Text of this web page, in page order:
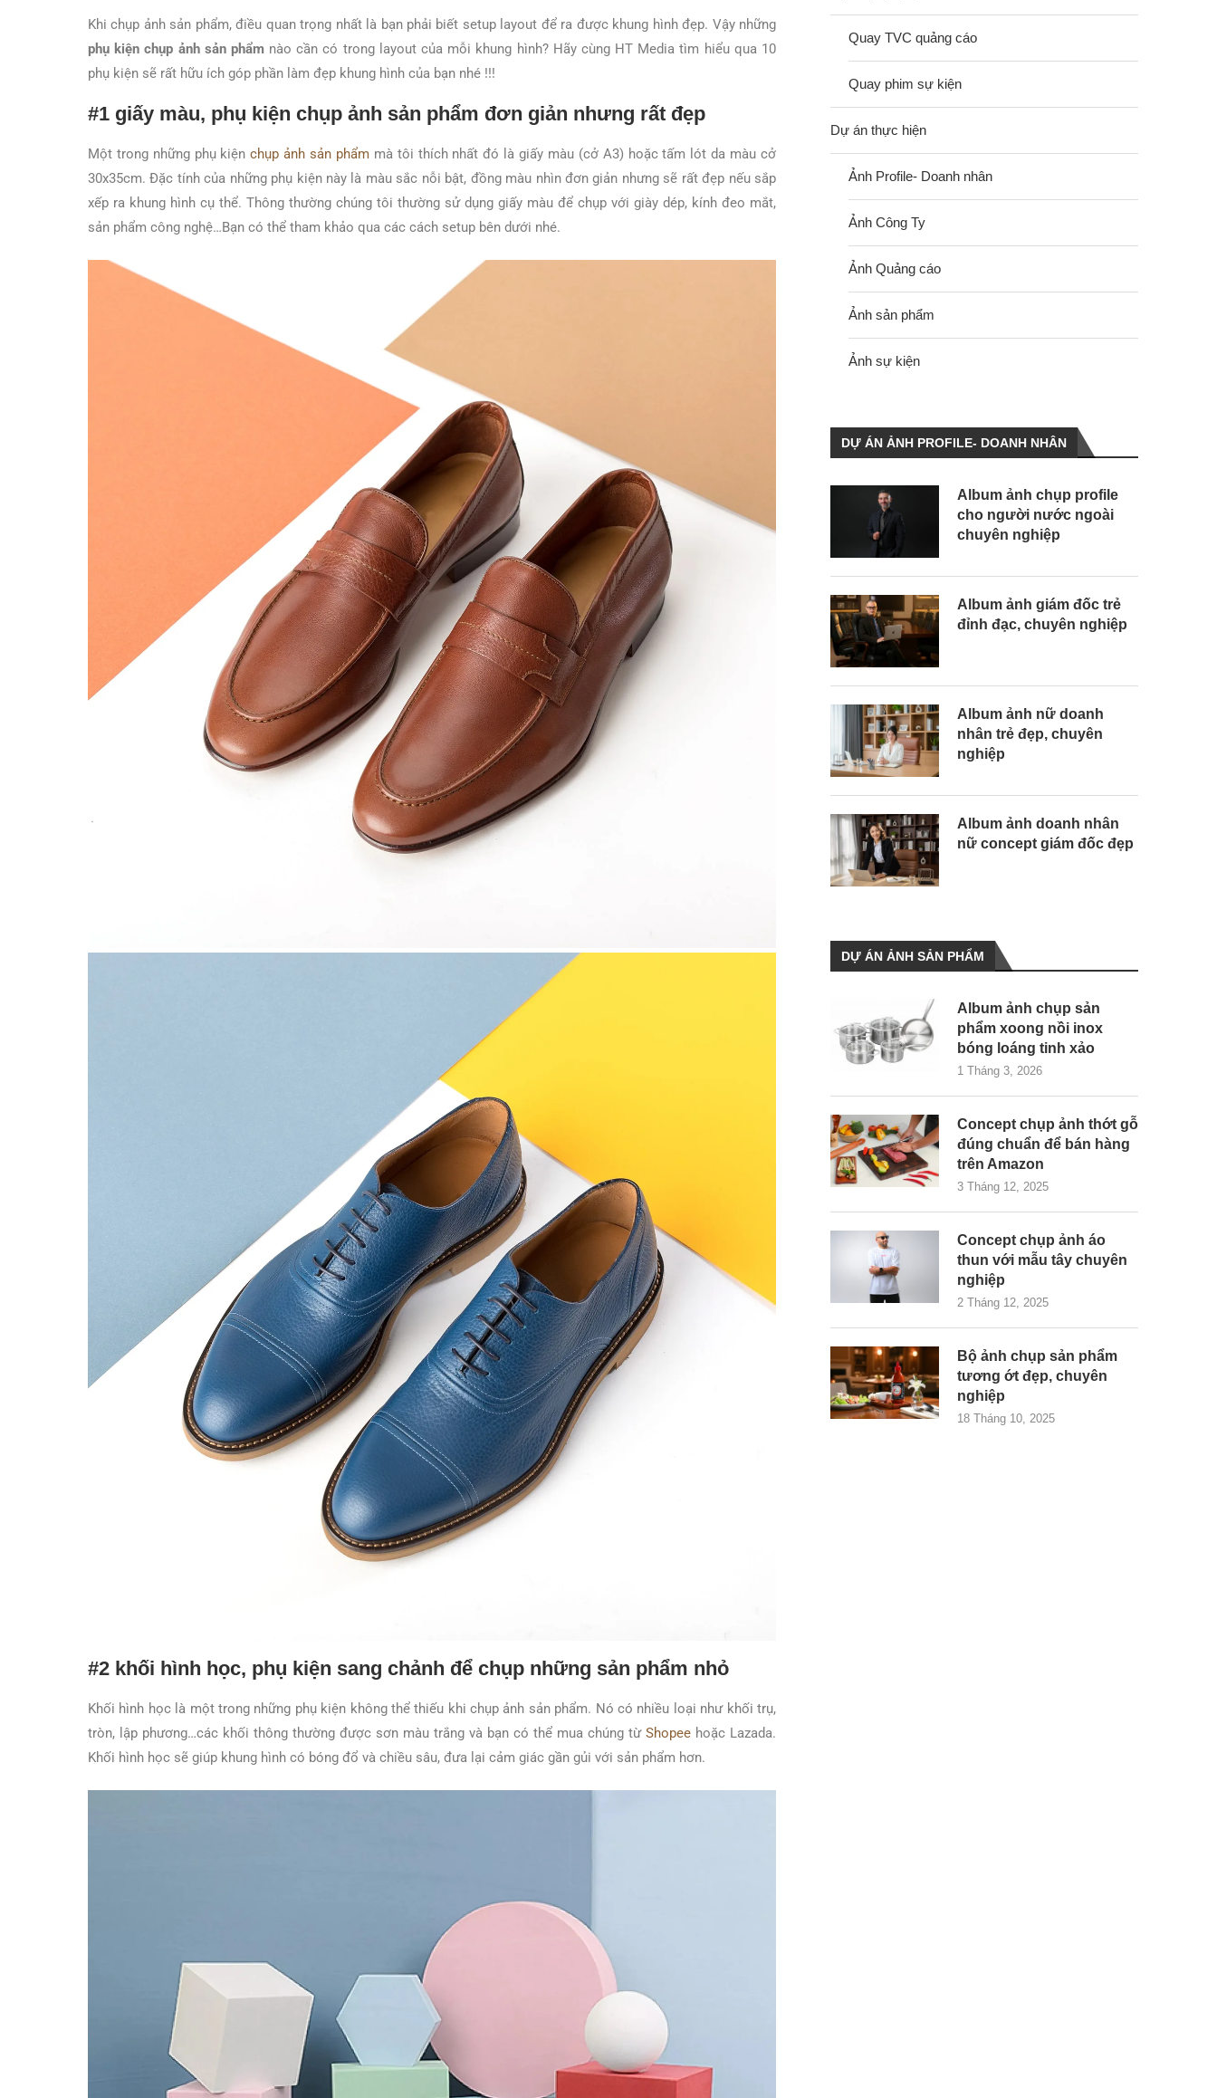
Khi chụp ảnh sản phẩm, điều quan trọng nhất là bạn phải biết setup layout để ra được khung hình đẹp. Vậy những
phụ kiện chụp ảnh sản phẩmnào cần có trong layout của mỗi khung hình? Hãy cùng HT Media tìm hiểu qua 10
phụ kiện sẽ rất hữu ích góp phần làm đẹp khung hình của bạn nhé !!!
#1 giấy màu, phụ kiện chụp ảnh sản phẩm đơn giản nhưng rất đẹp
Một trong những phụ kiệnchụp ảnh sản phẩm mà tôi thích nhất đó là giấy màu (cở A3) hoặc tấm lót da màu cở
30x35cm. Đặc tính của những phụ kiện này là màu sắc nỗi bật, đồng màu nhìn đơn giản nhưng sẽ rất đẹp nếu sắp
xếp ra khung hình cụ thể. Thông thường chúng tôi thường sử dụng giấy màu để chụp với giày dép, kính đeo mắt,
sản phẩm công nghệ…Bạn có thể tham khảo qua các cách setup bên dưới nhé.
#2 khối hình học, phụ kiện sang chảnh để chụp những sản phẩm nhỏ
Khối hình học là một trong những phụ kiện không thể thiếu khi chụp ảnh sản phẩm. Nó có nhiều loại như khối trụ,
tròn, lập phương…các khối thông thường được sơn màu trắng và bạn có thể mua chúng từ Shopee hoặc Lazada.
Khối hình học sẽ giúp khung hình có bóng đổ và chiều sâu, đưa lại cảm giác gần gủi với sản phẩm hơn.
Quay TVC quảng cáo
Quay phim sự kiện
Dự án thực hiện
Ảnh Profile- Doanh nhân
Ảnh Công Ty
Ảnh Quảng cáo
Ảnh sản phẩm
Ảnh sự kiện
DỰ ÁN ẢNH PROFILE- DOANH NHÂN
Album ảnh chụp profile
cho người nước ngoài
chuyên nghiệp
Album ảnh giám đốc trẻ
đỉnh đạc, chuyên nghiệp
Album ảnh nữ doanh
nhân trẻ đẹp, chuyên
nghiệp
Album ảnh doanh nhân
nữ concept giám đốc đẹp
DỰ ÁN ẢNH SẢN PHẨM
Album ảnh chụp sản
phẩm xoong nồi inox
bóng loáng tinh xảo
1 Tháng 3, 2026
Concept chụp ảnh thớt gỗ
đúng chuẩn để bán hàng
trên Amazon
3 Tháng 12, 2025
Concept chụp ảnh áo
thun với mẫu tây chuyên
nghiệp
2 Tháng 12, 2025
Bộ ảnh chụp sản phẩm
tương ớt đẹp, chuyên
nghiệp
18 Tháng 10, 2025